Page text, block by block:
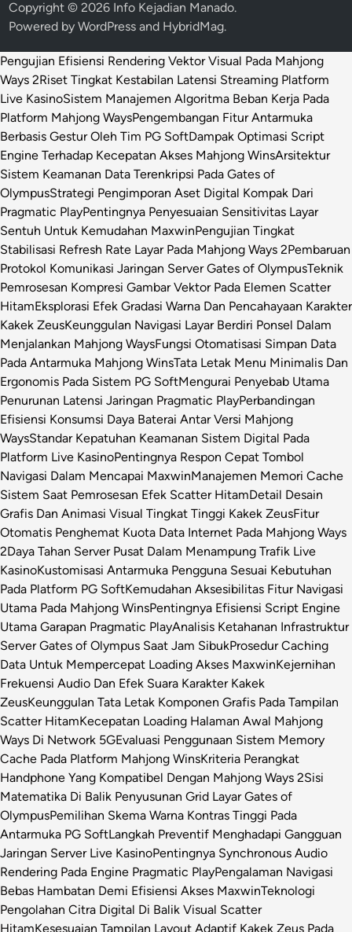
Copyright © 2026 Info Kejadian Manado.
Powered byWordPress and HybridMag.
Pengujian Efisiensi Rendering Vektor Visual Pada Mahjong
Ways 2Riset Tingkat Kestabilan Latensi Streaming Platform
Live KasinoSistem Manajemen Algoritma Beban Kerja Pada
Platform Mahjong WaysPengembangan Fitur Antarmuka
Berbasis Gestur Oleh Tim PG SoftDampak Optimasi Script
Engine Terhadap Kecepatan Akses Mahjong WinsArsitektur
Sistem Keamanan Data Terenkripsi Pada Gates of
OlympusStrategi Pengimporan Aset Digital Kompak Dari
Pragmatic PlayPentingnya Penyesuaian Sensitivitas Layar
Sentuh Untuk Kemudahan MaxwinPengujian Tingkat
Stabilisasi Refresh Rate Layar Pada Mahjong Ways 2Pembaruan
Protokol Komunikasi Jaringan Server Gates of OlympusTeknik
Pemrosesan Kompresi Gambar Vektor Pada Elemen Scatter
HitamEksplorasi Efek Gradasi Warna Dan Pencahayaan Karakter
Kakek ZeusKeunggulan Navigasi Layar Berdiri Ponsel Dalam
Menjalankan Mahjong WaysFungsi Otomatisasi Simpan Data
Pada Antarmuka Mahjong WinsTata Letak Menu Minimalis Dan
Ergonomis Pada Sistem PG SoftMengurai Penyebab Utama
Penurunan Latensi Jaringan Pragmatic PlayPerbandingan
Efisiensi Konsumsi Daya Baterai Antar Versi Mahjong
WaysStandar Kepatuhan Keamanan Sistem Digital Pada
Platform Live KasinoPentingnya Respon Cepat Tombol
Navigasi Dalam Mencapai MaxwinManajemen Memori Cache
Sistem Saat Pemrosesan Efek Scatter HitamDetail Desain
Grafis Dan Animasi Visual Tingkat Tinggi Kakek ZeusFitur
Otomatis Penghemat Kuota Data Internet Pada Mahjong Ways
2Daya Tahan Server Pusat Dalam Menampung Trafik Live
KasinoKustomisasi Antarmuka Pengguna Sesuai Kebutuhan
Pada Platform PG SoftKemudahan Aksesibilitas Fitur Navigasi
Utama Pada Mahjong WinsPentingnya Efisiensi Script Engine
Utama Garapan Pragmatic PlayAnalisis Ketahanan Infrastruktur
Server Gates of Olympus Saat Jam SibukProsedur Caching
Data Untuk Mempercepat Loading Akses MaxwinKejernihan
Frekuensi Audio Dan Efek Suara Karakter Kakek
ZeusKeunggulan Tata Letak Komponen Grafis Pada Tampilan
Scatter HitamKecepatan Loading Halaman Awal Mahjong
Ways Di Network 5GEvaluasi Penggunaan Sistem Memory
Cache Pada Platform Mahjong WinsKriteria Perangkat
Handphone Yang Kompatibel Dengan Mahjong Ways 2Sisi
Matematika Di Balik Penyusunan Grid Layar Gates of
OlympusPemilihan Skema Warna Kontras Tinggi Pada
Antarmuka PG SoftLangkah Preventif Menghadapi Gangguan
Jaringan Server Live KasinoPentingnya Synchronous Audio
Rendering Pada Engine Pragmatic PlayPengalaman Navigasi
Bebas Hambatan Demi Efisiensi Akses MaxwinTeknologi
Pengolahan Citra Digital Di Balik Visual Scatter
HitamKesesuaian Tampilan Layout Adaptif Kakek Zeus Pada